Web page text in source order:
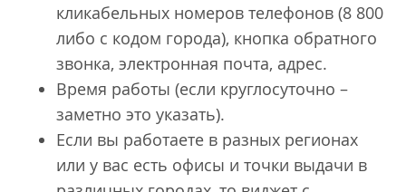
кликабельных номеров телефонов (8 800
либо с кодом города), кнопка обратного
звонка, электронная почта, адрес.
Время работы (если круглосуточно –
заметно это указать).
Если вы работаете в разных регионах
или у вас есть офисы и точки выдачи в